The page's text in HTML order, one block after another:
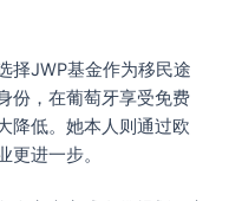
择JWP基金作为移民途
份，在葡萄牙享受免费
降低。她本人则通过欧
更进一步。